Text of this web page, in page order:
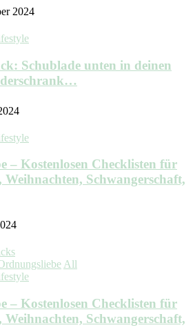
2024
Schublade unten in deinen
– Kostenlosen Checklisten für
Weihnachten, Schwangerschaft,
All
– Kostenlosen Checklisten für
Weihnachten, Schwangerschaft,